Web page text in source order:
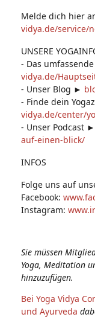
Melde dich hier
vidya.de/service/
UNSERE
- Das
vidya.de/
- Unser Blog ►
- Finde dein
vidya.de/center/
- Unser Podcast ►
auf-einen-blick/
INFOS
Folge uns auf
Facebook:
Instagram:
Sie müssen
Yoga, Meditation
hinzuzufügen.
Bei Yoga Vidya
und Ayurveda